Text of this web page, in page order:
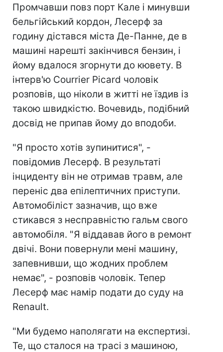
Промчавши повз порт Кале і минувши
бельгійський кордон, Лесерф за
годину дістався міста Де-Панне, де в
машині нарешті закінчився бензин, і
йому вдалося згорнути до кювету. В
інтерв'ю Courrier Picard чоловік
розповів, що ніколи в житті не їздив із
такою швидкістю. Вочевидь, подібний
досвід не припав йому до вподоби.
"Я просто хотів зупинитися", -
повідомив Лесерф. В результаті
інциденту він не отримав травм, але
переніс два епілептичних приступи.
Автомобіліст зазначив, що вже
стикався з несправністю гальм свого
автомобіля. "Я віддавав його в ремонт
двічі. Вони повернули мені машину,
запевнивши, що жодних проблем
немає", - розповів чоловік. Тепер
Лесерф має намір подати до суду на
Renault.
"Ми будемо наполягати на експертизі.
Те, що сталося на трасі з машиною,